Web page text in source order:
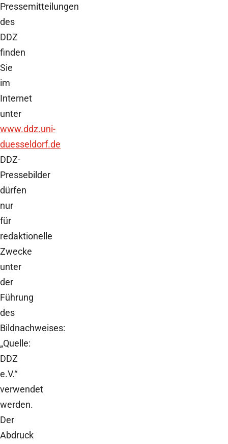
Pressemitteilungen
des
DDZ
finden
Sie
im
Internet
unter
www.ddz.uni-
duesseldorf.de
DDZ-
Pressebilder
dürfen
nur
für
redaktionelle
Zwecke
unter
der
Führung
des
Bildnachweises:
„Quelle:
DDZ
e.V.“
verwendet
werden.
Der
Abdruck